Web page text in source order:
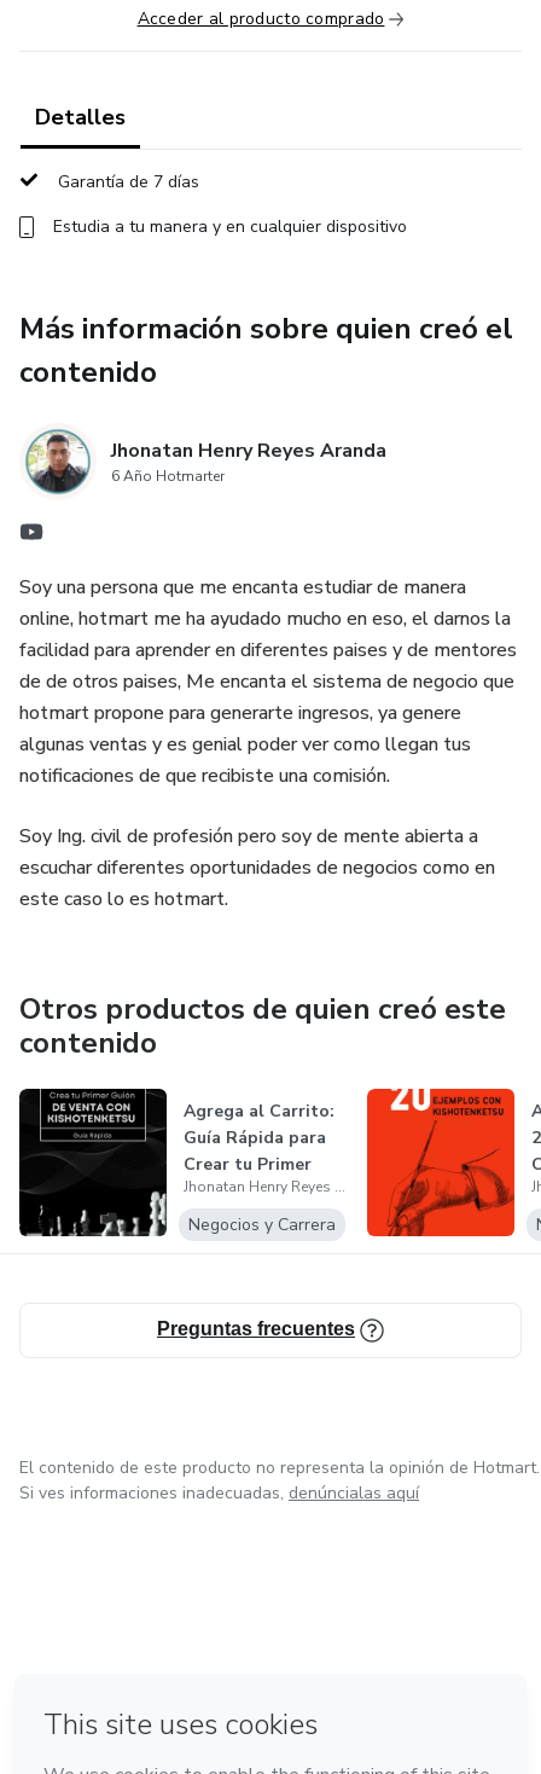
Lo que vas a lograr dentro:
activar en tu cliente para que sus objeciones desaparezcan.
🏯 El Secreto del Acto "TEN" (El Giro): Cómo crear
una conclusión natural del lector.
la IA escriba con alma, elegancia y un alto poder de
conversión.
lanzar tus anuncios, correos o guiones en menos de 2 horas.
genera resultados. Entra hoy y domina el arte de la
persuasión silenciosa. 🏮
Acceder al producto comprado
Detalles
Garantía de 7 días
Estudia a tu manera y en cualquier dispositivo
Más información sobre quien creó el
contenido
Jhonatan Henry Reyes Aranda
6 Año Hotmarter
Soy una persona que me encanta estudiar de manera
online, hotmart me ha ayudado mucho en eso, el darnos la
facilidad para aprender en diferentes paises y de mentores
de de otros paises, Me encanta el sistema de negocio que
hotmart propone para generarte ingresos, ya genere
algunas ventas y es genial poder ver como llegan tus
notificaciones de que recibiste una comisión.
Soy Ing. civil de profesión pero soy de mente abierta a
escuchar diferentes oportunidades de negocios como en
este caso lo es hotmart.
Otros productos de quien creó este
contenido
Agrega al Carrito:
Guía Rápida para
Crear tu Primer
Guion d...
Jhonatan Henry Reyes Aranda
Negocios y Carrera
Preguntas frecuentes
El contenido de este producto no representa la opinión de Hotmart.
Si ves informaciones inadecuadas, denúncialas aquí
Hecho con❤ en Belo Horizonte